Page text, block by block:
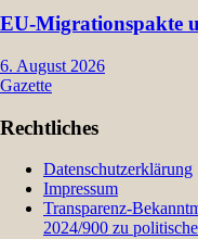
EU-Migrationspakte
6. August 2026
Gazette
Rechtliches
Datenschutzerklärung
Impressum
Transparenz-
2024/900 zu